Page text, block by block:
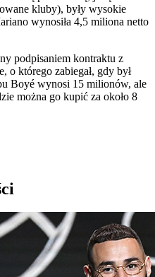
kluby), były wysokie
wynosiła 4,5 miliona netto
podpisaniem kontraktu z
o którego zabiegał, gdy był
Boyé wynosi 15 milionów, ale
można go kupić za około 8